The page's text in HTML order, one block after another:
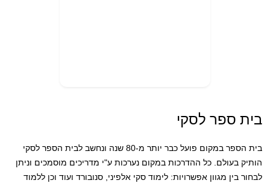
בית ספר לסקי
בית הספר במקום פועל כבר יותר מ-80 שנה ונחשב לבית הספר לסקי
הותיק בעולם. כל ההדרכות במקום נערכות ע"י מדריכים מוסמכים וניתן
לבחור בין מגוון אפשרויות: לימוד סקי אלפיני, סנובורד ועוד וכן ללמוד